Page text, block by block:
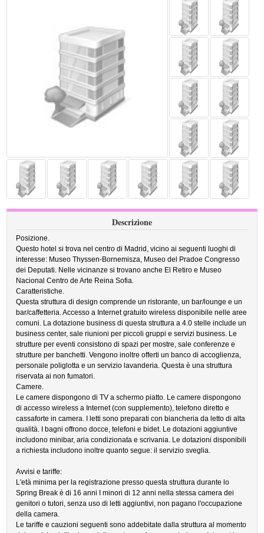
Descrizione
Posizione.
Questo hotel si trova nel centro di Madrid, vicino ai seguenti luoghi di
interesse: Museo Thyssen-Bornemisza, Museo del Pradoe Congresso
dei Deputati. Nelle vicinanze si trovano anche El Retiro e Museo
Nacional Centro de Arte Reina Sofia.
Caratteristiche.
Questa struttura di design comprende un ristorante, un bar/lounge e un
bar/caffetteria. Accesso a Internet gratuito wireless disponibile nelle aree
comuni. La dotazione business di questa struttura a 4.0 stelle include un
business center, sale riunioni per piccoli gruppi e servizi business. Le
strutture per eventi consistono di spazi per mostre, sale conferenze e
strutture per banchetti. Vengono inoltre offerti un banco di accoglienza,
personale poliglotta e un servizio lavanderia. Questa è una struttura
riservata ai non fumatori.
Camere.
Le camere dispongono di TV a schermo piatto. Le camere dispongono
di accesso wireless a Internet (con supplemento), telefono diretto e
cassaforte in camera. I letti sono preparati con biancheria da letto di alta
qualità. I bagni offrono docce, telefoni e bidet. Le dotazioni aggiuntive
includono minibar, aria condizionata e scrivania. Le dotazioni disponibili
a richiesta includono inoltre quanto segue: il servizio sveglia.
Avvisi e tariffe:
L'età minima per la registrazione presso questa struttura durante lo
Spring Break è di 16 anni I minori di 12 anni nella stessa camera dei
genitori o tutori, senza uso di letti aggiuntivi, non pagano l'occupazione
della camera.
Le tariffe e cauzioni seguenti sono addebitate dalla struttura al momento